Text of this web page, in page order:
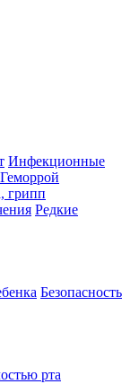
Инфекционные
Геморрой
грипп
Редкие
Безопасность
рта